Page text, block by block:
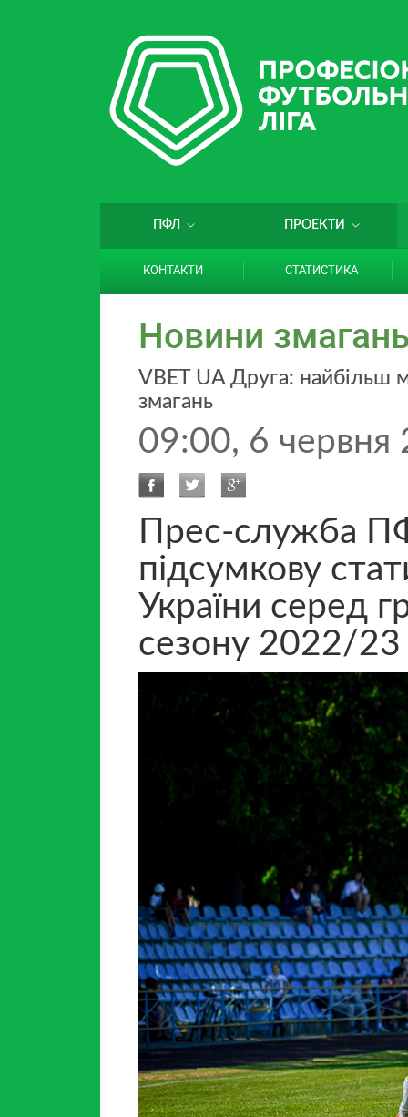
ПФЛ ПРОЕКТИ
КОНТАКТИ СТАТИСТИКА
Новини
VBET UA Друга: найбільш
змагань
09:00, 6 червня
Прес-служба
підсумкову
України серед
сезону 2022/23